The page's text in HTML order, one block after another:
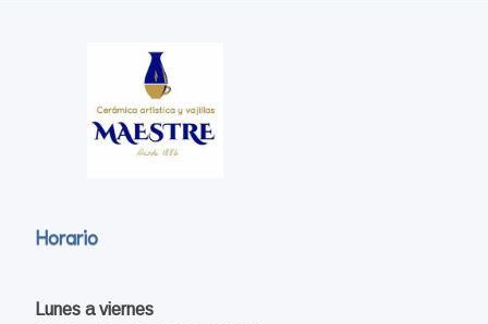
Horario
Lunes a viernes